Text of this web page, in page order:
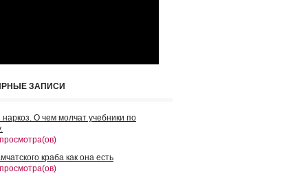
ЗАПИСИ
О чем молчат учебники по
краба как она есть